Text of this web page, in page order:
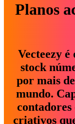
Planos
Vecteezy
stock
por mais
mundo.
criativos